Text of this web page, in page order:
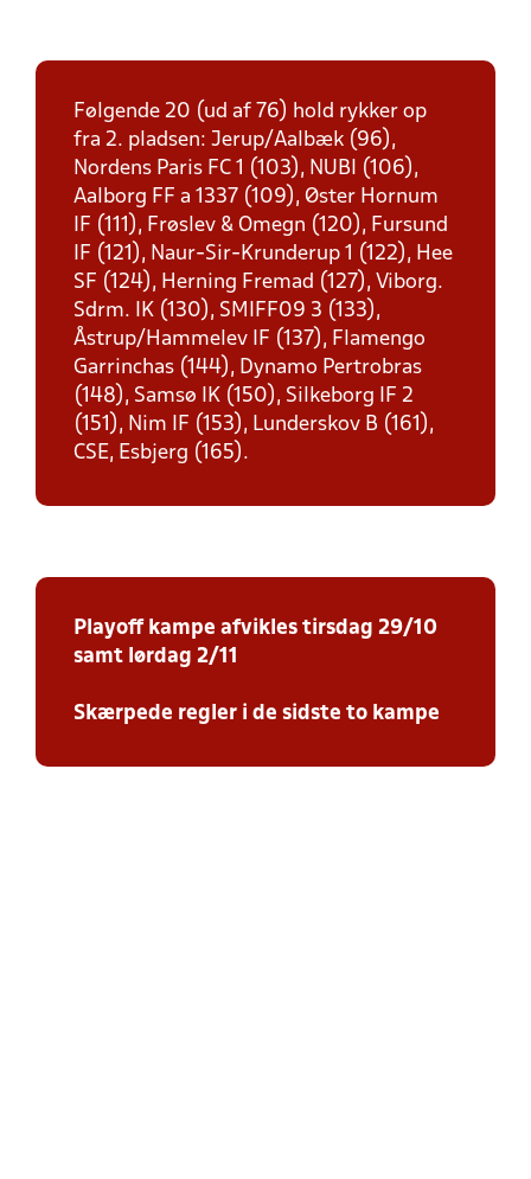
Følgende 20 (ud af 76) hold rykker op
fra 2. pladsen: Jerup/Aalbæk (96),
Nordens Paris FC 1 (103), NUBI (106),
Aalborg FF a 1337 (109), Øster Hornum
IF (111), Frøslev & Omegn (120), Fursund
IF (121), Naur-Sir-Krunderup 1 (122), Hee
SF (124), Herning Fremad (127), Viborg.
Sdrm. IK (130), SMIFF09 3 (133),
Åstrup/Hammelev IF (137), Flamengo
Garrinchas (144), Dynamo Pertrobras
(148), Samsø IK (150), Silkeborg IF 2
(151), Nim IF (153), Lunderskov B (161),
CSE, Esbjerg (165).
Playoff kampe afvikles tirsdag 29/10
samt lørdag 2/11
Skærpede regler i de sidste to kampe